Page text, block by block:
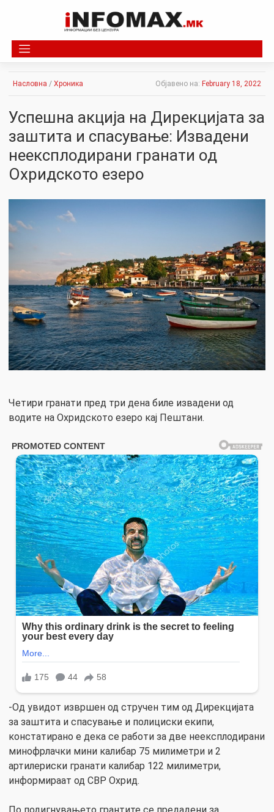
Насловна / Хроника Објавено на: February 18, 2022
Успешна акција на Дирекцијата за
заштита и спасување: Извадени
неексплодирани гранати од
Охридското езеро
Четири гранати пред три дена биле извадени од
водите на Охридското езеро кај Пештани.
-Од увидот извршен од стручен тим од Дирекцијата
за заштита и спасување и полициски екипи,
констатирано е дека се работи за две неексплодирани
минофрлачки мини калибар 75 милиметри и 2
артилериски гранати калибар 122 милиметри,
информираат од СВР Охрид.